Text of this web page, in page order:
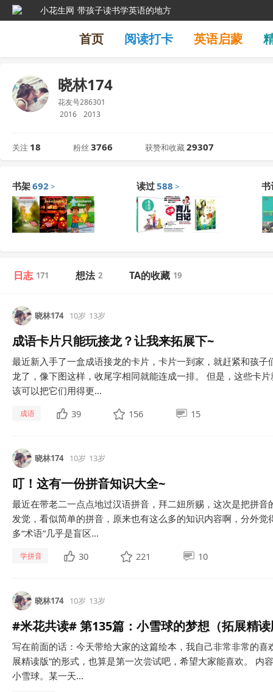
小花生网 带孩子读书学英语的地方
首页 阅读打卡 英语启蒙
晓林174
花友号286301
2016
2013
关注 18 粉丝 3766 获赞和收藏29307
书架692 > 读过588 > 书
日志 171 想法 2 TA的收藏 19
晓林174 10岁 13岁
成语卡片只能玩接龙？让我来拓展下~
最近新入手了一盒成语接龙的卡片，卡片一到家，就赶紧和孩
龙了，像下图这样，收尾字相同就能连成一排。 但是，这些卡
该可以把它们用得更...
成语 39 156 15
晓林174 10岁 13岁
叮！这有一份拼音知识大全~
最近在带老二一点点地过汉语拼音，拜二妞所赐，这次是把拼
发觉，看似简单的拼音，原来也有这么多的知识内容啊，分外
多“术语”几乎是盲区...
学拼音 30 221 10
晓林174 10岁 13岁
#米花共读# 第135篇：小雪球的梦想（拓展精
写在前面的话：今天带给大家的这篇绘本，我自己非常非常的喜
展精读版”的形式，也算是第一次尝试吧，希望大家能喜欢。 内
小雪球。某一天...